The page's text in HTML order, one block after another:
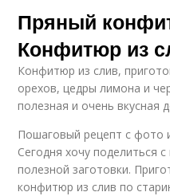
Пряный
Конфитюр из
Конфитюр из слив,
орехов, цедры лимона и
полезная и очень вкусная
Пошаговый рецепт с фото
Сегодня хочу поделиться
полезной заготовки.
конфитюр из слив по